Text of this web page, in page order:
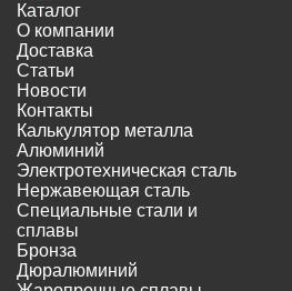
Каталог
О компании
Доставка
Статьи
Новости
Контакты
Калькулятор металла
Алюминий
Электротехническая сталь
Нержавеющая сталь
Специальные стали и
сплавы
Бронза
Дюралюминий